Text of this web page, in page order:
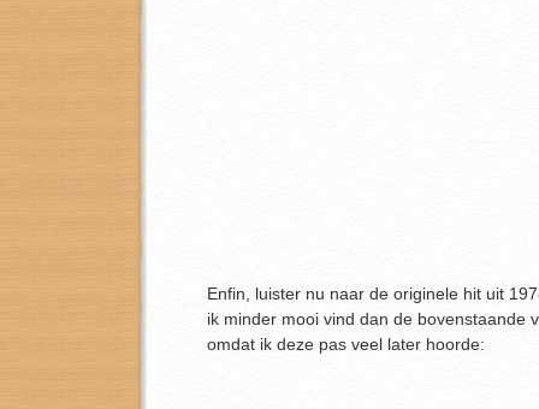
Enfin, luister nu naar de originele hit uit
ik minder mooi vind dan de bovenstaande
omdat ik deze pas veel later hoorde: